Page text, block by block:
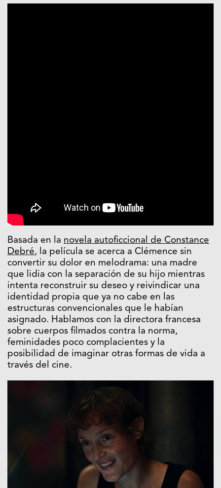
Basada en la novela autoficcional de Constance
Debré, la película se acerca a Clémence sin
convertir su dolor en melodrama: una madre
que lidia con la separación de su hijo mientras
intenta reconstruir su deseo y reivindicar una
identidad propia que ya no cabe en las
estructuras convencionales que le habían
asignado. Hablamos con la directora francesa
sobre cuerpos filmados contra la norma,
feminidades poco complacientes y la
posibilidad de imaginar otras formas de vida a
través del cine.